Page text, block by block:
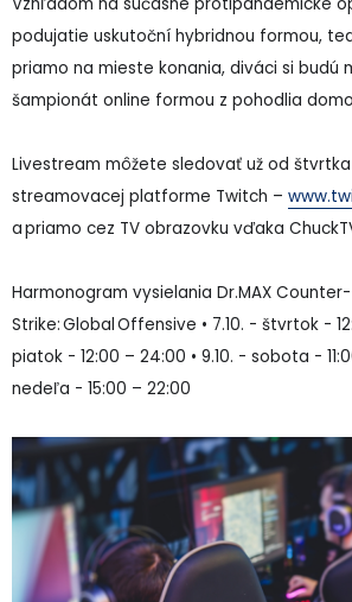
podujatie uskutoční hybridnou formou,
priamo na mieste konania, diváci si budú
šampionát online formou z pohodlia
Livestream môžete sledovať už od štvrtka
streamovacej platforme Twitch –
a priamo cez TV obrazovku vďaka
Harmonogram vysielania Dr.MAX Counter-
Strike: Global Offensive • 7.10. - štvrtok -
piatok - 12:00 – 24:00 • 9.10. - sobota -
nedeľa - 15:00 – 22:00